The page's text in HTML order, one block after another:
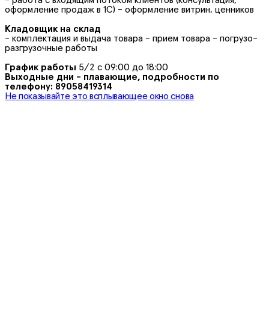
оформление продаж в 1С) - оформление витрин, ценников
Кладовщик на склад
- комплектация и выдача товара - прием товара - погрузо-
разгрузочные работы
График работы 5/2 с 09:00 до 18:00
Выходные дни - плавающие, подробности по
телефону: 89058419314
Не показывайте это всплывающее окно снова